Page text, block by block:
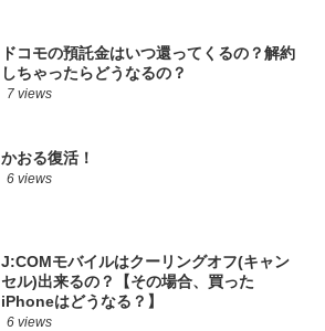
ドコモの預託金はいつ還ってくるの？解約
しちゃったらどうなるの？
7 views
かおる復活！
6 views
J:COMモバイルはクーリングオフ(キャン
セル)出来るの？【その場合、買った
iPhoneはどうなる？】
6 views